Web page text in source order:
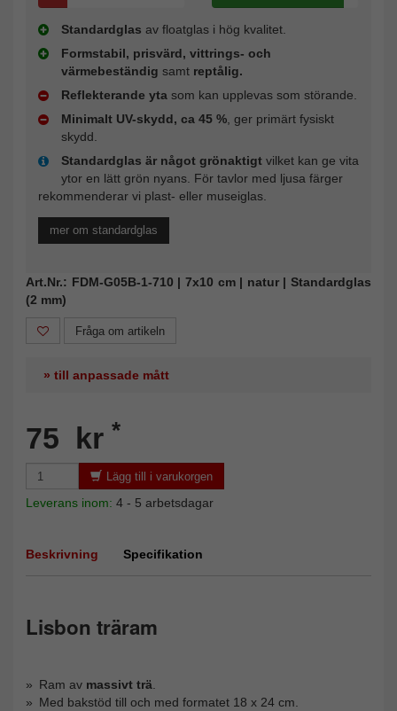
Standardglas av floatglas i hög kvalitet.
Formstabil, prisvärd, vittrings- och
värmebeständig samt reptålig.
Reflekterande yta som kan upplevas som störande.
Minimalt UV-skydd, ca 45 %, ger primärt fysiskt
skydd.
Standardglas är något grönaktigt vilket kan ge vita
ytor en lätt grön nyans. För tavlor med ljusa färger
rekommenderar vi plast- eller museiglas.
mer om standardglas
Art.Nr.: FDM-G05B-1-710 | 7x10 cm | natur | Standardglas
(2 mm)
Fråga om artikeln
» till anpassade mått
75 kr *
Lägg till i varukorgen
Leverans inom: 4 - 5 arbetsdagar
Beskrivning Specifikation
Lisbon träram
Ram av massivt trä
Med bakstöd till och med formatet 18 x 24 cm.